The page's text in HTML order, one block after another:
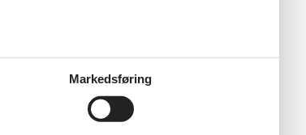
Markedsføring